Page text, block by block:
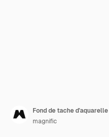
Fond de tache d'aquarelle
magnific